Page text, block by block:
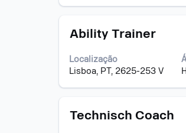
espaço
para
todas
as
informações
dela.
Título
Ability Trainer
Localização
Lisboa, PT, 2625-253 V
Selecione
vaga
com
barra
espaço
Título
Technisch Coach
Selecione